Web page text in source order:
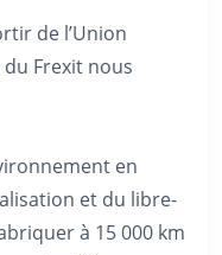
de l’Union
Frexit nous
en
et du libre-
à 15 000 km